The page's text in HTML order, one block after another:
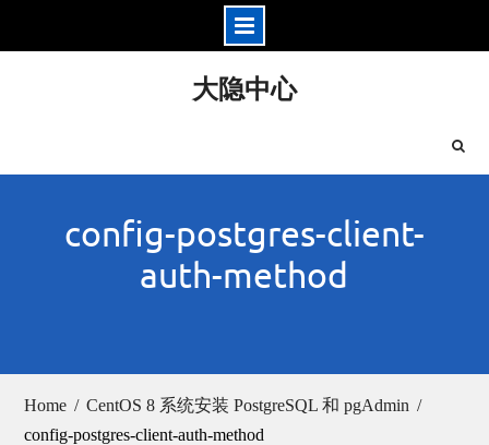
大隐中心
config-postgres-client-
auth-method
Home
CentOS 8 系统安装 PostgreSQL 和 pgAdmin
config-postgres-client-auth-method